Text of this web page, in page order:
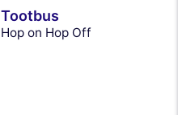
Tootbus
Hop on Hop Off